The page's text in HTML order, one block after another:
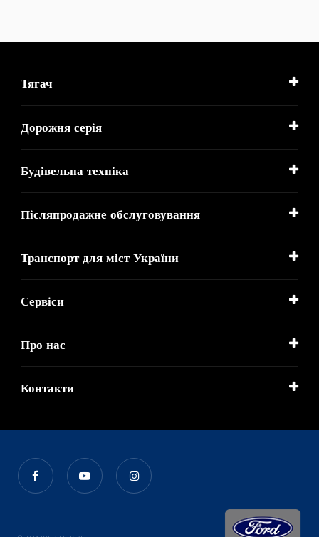
Тягач
Дорожня серія
Будівельна техніка
Післяпродажне обслуговування
Транспорт для міст України
Сервіси
Про нас
Контакти